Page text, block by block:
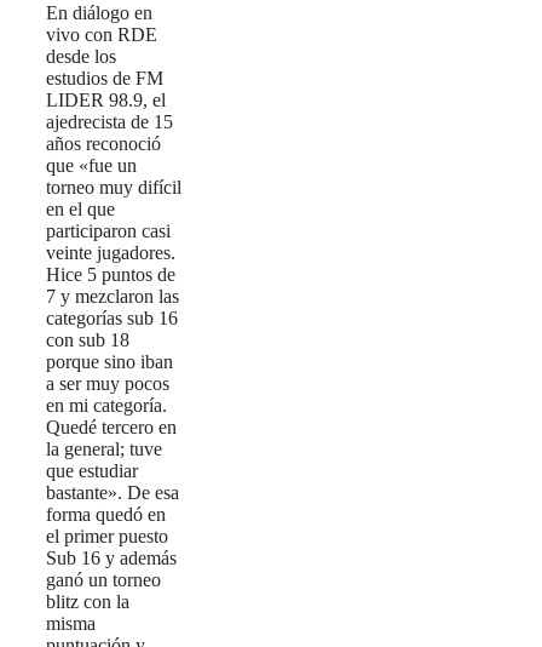
En diálogo en
vivo con RDE
desde los
estudios de FM
LIDER 98.9, el
ajedrecista de 15
años reconoció
que «fue un
torneo muy difícil
en el que
participaron casi
veinte jugadores.
Hice 5 puntos de
7 y mezclaron las
categorías sub 16
con sub 18
porque sino iban
a ser muy pocos
en mi categoría.
Quedé tercero en
la general; tuve
que estudiar
bastante». De esa
forma quedó en
el primer puesto
Sub 16 y además
ganó un torneo
blitz con la
misma